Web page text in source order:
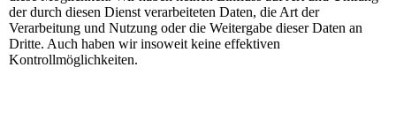
der durch diesen Dienst verarbeiteten Daten, die Art der
Verarbeitung und Nutzung oder die Weitergabe dieser Daten an
Dritte. Auch haben wir insoweit keine effektiven
Kontrollmöglichkeiten.